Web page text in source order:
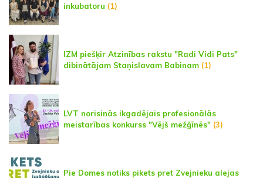
inkubatoru (1)
IZM piešķir Atzinības rakstu "Radi Vidi Pats"
dibinātājam Staņislavam Babinam (1)
LVT norisinās ikgadējais profesionālās
meistarības konkurss "Vējš mežģīnēs" (3)
Pie Domes notiks pikets pret Zvejnieku alejas